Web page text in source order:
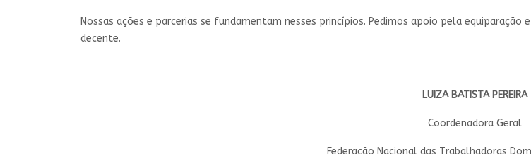
Nossas ações e parcerias se fundamentam nesses princípios. Pedimos apoio pela
decente.
LUIZA BATISTA PEREIRA
Coordenadora Geral
Federação Nacional das Trabalhadoras